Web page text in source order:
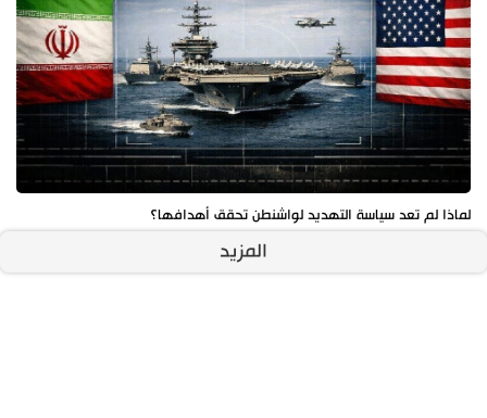
لماذا لم تعد سياسة التهديد لواشنطن تحقق أهدافها؟
المزيد